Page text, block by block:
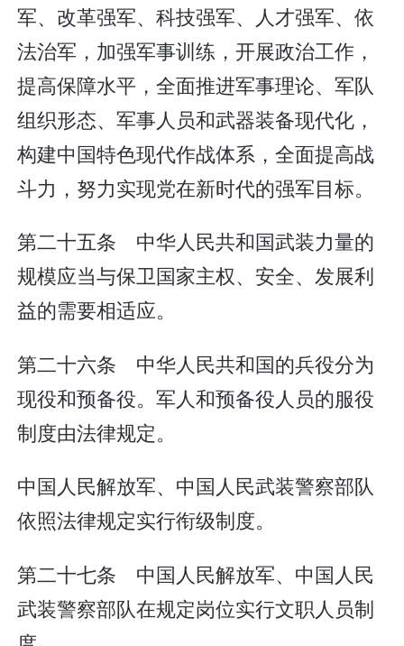
军、改革强军、科技强军、人才强军、依
法治军，加强军事训练，开展政治工作，
提高保障水平，全面推进军事理论、军队
组织形态、军事人员和武器装备现代化，
构建中国特色现代作战体系，全面提高战
斗力，努力实现党在新时代的强军目标。
第二十五条 中华人民共和国武装力量的
规模应当与保卫国家主权、安全、发展利
益的需要相适应。
第二十六条 中华人民共和国的兵役分为
现役和预备役。军人和预备役人员的服役
制度由法律规定。
中国人民解放军、中国人民武装警察部队
依照法律规定实行衔级制度。
第二十七条 中国人民解放军、中国人民
武装警察部队在规定岗位实行文职人员制